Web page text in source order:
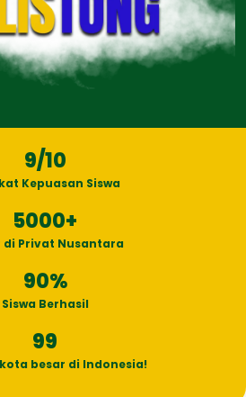
9/10
Kepuasan Siswa
5000+
di Privat Nusantara
90%
Siswa Berhasil
99
besar di Indonesia!